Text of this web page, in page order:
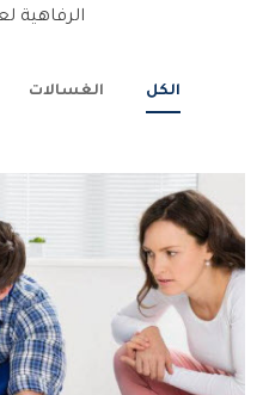
الرفاهية
الكل الغسالات